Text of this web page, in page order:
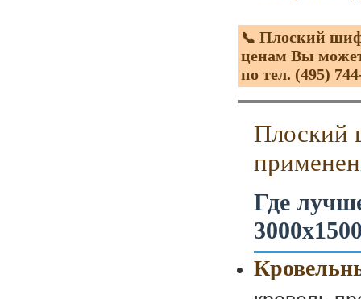
📞 Плоский
ценам Вы
по тел. (495)
Плоский
Где